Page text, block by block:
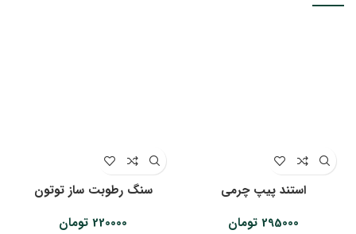
استند پیپ چرمی
295000 تومان
سنگ رطوبت ساز توتون
220000 تومان